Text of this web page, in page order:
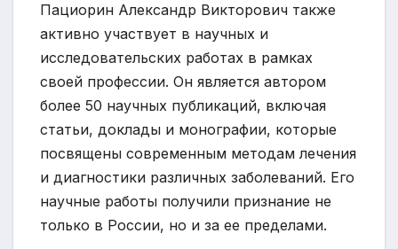
Пациорин Александр Викторович также
активно участвует в научных и
исследовательских работах в рамках
своей профессии. Он является автором
более 50 научных публикаций, включая
статьи, доклады и монографии, которые
посвящены современным методам лечения
и диагностики различных заболеваний. Его
научные работы получили признание не
только в России, но и за ее пределами.